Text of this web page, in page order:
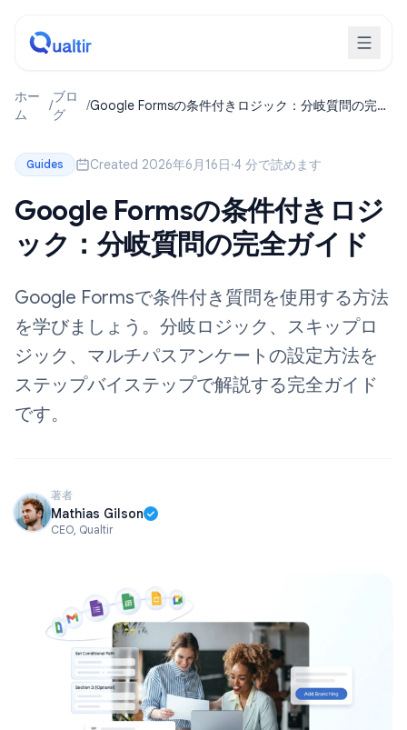
ホー
ム
/
ブロ
グ
/Google Formsの条件付きロジック：分岐質問の完全
Guides Created 2026年6月16日·4 分で読めます
Google Formsの条件付きロジ
ック：分岐質問の完全ガイド
Google Formsで条件付き質問を使用する方法
を学びましょう。分岐ロジック、スキップロ
ジック、マルチパスアンケートの設定方法を
ステップバイステップで解説する完全ガイド
です。
著者
Mathias Gilson
CEO, Qualtir